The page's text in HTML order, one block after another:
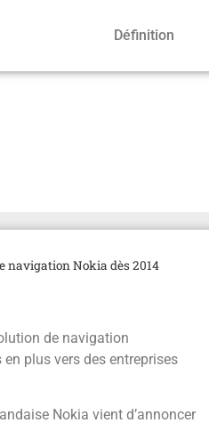
Définition
navigation Nokia dès 2014
de navigation
plus vers des entreprises
Nokia vient d’annoncer